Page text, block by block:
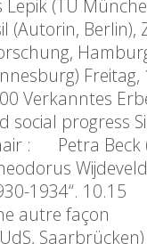
München):
Berlin), Zvi
Hamburg),
Freitag,
Verkanntes
progress
: Petra
Theodorus
1934“.
d’une autre